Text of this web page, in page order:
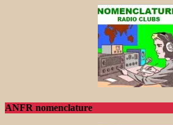
ANFR nomenclature